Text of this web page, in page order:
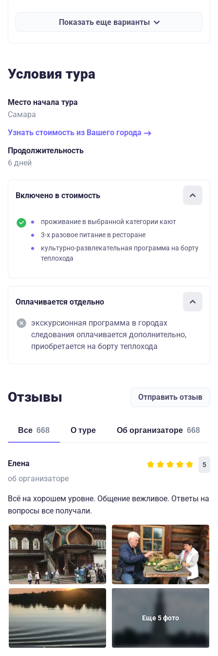
Показать еще варианты
Условия тура
Место начала тура
Самара
Узнать стоимость из Вашего города
Продолжительность
6 дней
Включено в стоимость
проживание в выбранной категории кают
3-х разовое питание в ресторане
культурно-развлекательная программа на борту
теплохода
Оплачивается отдельно
экскурсионная программа в городах
следования оплачивается дополнительно,
приобретается на борту теплохода
Отзывы Отправить отзыв
Все 668 о туре об организаторе 668
Елена 5
об организаторе
Всё на хорошем уровне. Общение вежливое. Ответы на
вопросы все получали.
Еще 5 фото